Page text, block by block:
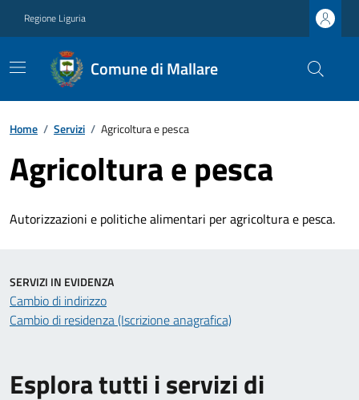
Regione Liguria
Comune di Mallare
Home / Servizi / Agricoltura e pesca
Agricoltura e pesca
Autorizzazioni e politiche alimentari per agricoltura e pesca.
Esplora tutti i servizi di
SERVIZI IN EVIDENZA
Cambio di indirizzo
Cambio di residenza (Iscrizione anagrafica)